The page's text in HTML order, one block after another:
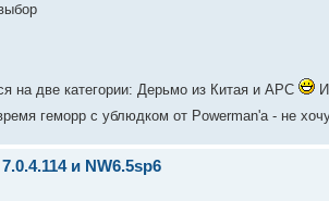
на две категории: Дерьмо из Китая и АРС
геморр с ублюдком от Powerman'a - не
и NW6.5sp6